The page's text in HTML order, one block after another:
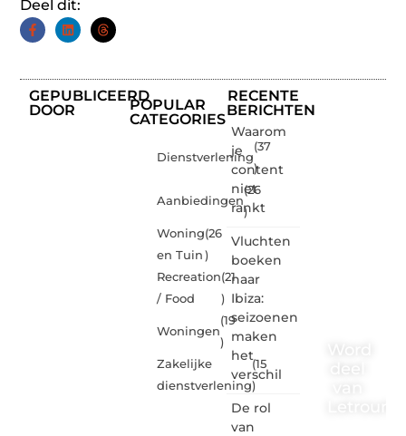
Deel dit:
GEPUBLICEERD
DOOR
POPULAR
CATEGORIES
Dienstverlening
(37
)
Aanbiedingen
(26
)
Woning
en Tuin
(26
)
Recreation
/ Food
(21
)
Woningen
(19
)
Zakelijke
dienstverlening
(15
)
RECENTE
BERICHTEN
Waarom
je
content
niet
rankt
Vluchten
boeken
naar
Ibiza:
seizoenen
maken
het
verschil
De rol
van